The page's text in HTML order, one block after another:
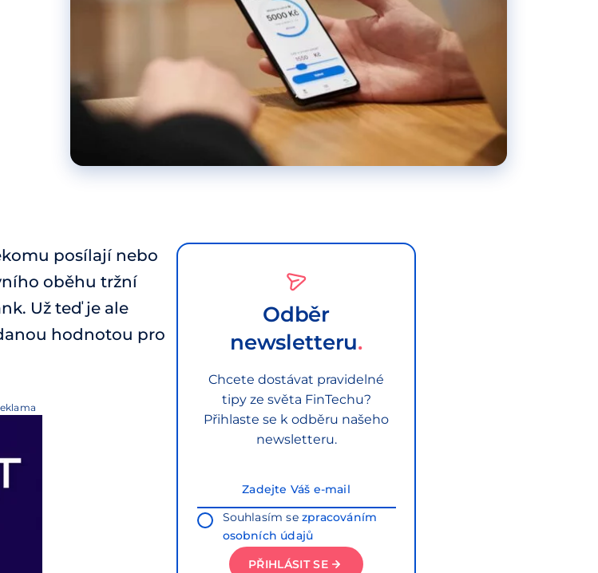
posílají nebo
oběhu tržní
Už teď je ale
hodnotou pro
Odběr
newsletteru
Chcete dostávat pravidelné
tipy ze světa FinTechu?
Přihlaste se k odběru našeho
newsletteru.
Souhlasím sezpracováním
osobních údajů
PŘIHLÁSIT SE